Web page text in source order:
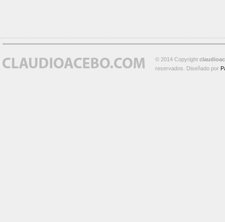
© 2014 Copyright
reservados. Diseñado por